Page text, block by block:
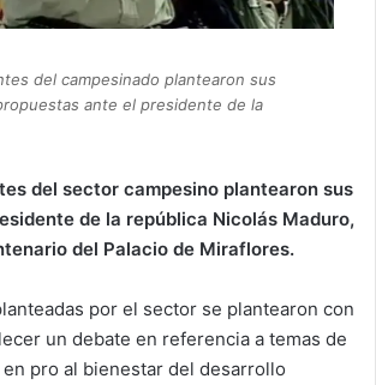
del campesinado plantearon sus
ante el presidente de la
del sector campesino plantearon sus
de la república Nicolás Maduro,
del Palacio de Miraflores.
por el sector se plantearon con
un debate en referencia a temas de
pro al bienestar del desarrollo